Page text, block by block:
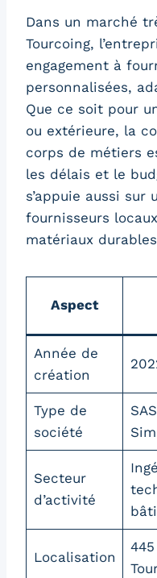
Dans un marché
Tourcoing,
engagement à
personnalisées,
Que ce soit pour
ou extérieure, la
corps de métiers
les délais et le
s’appuie aussi sur
fournisseurs
matériaux
Aspect
Année de
création
Type de
société
Secteur
d’activité
Localisation